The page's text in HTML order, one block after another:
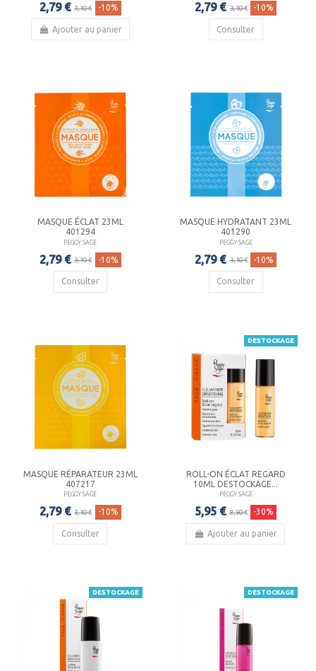
2,79 € 3,10 € -10%
Ajouter au panier
2,79 € 3,10 € -10%
Consulter
MASQUE ÉCLAT 23ML
401294
PEGGY SAGE
2,79 € 3,10 € -10%
Consulter
MASQUE HYDRATANT 23ML
401290
PEGGY SAGE
2,79 € 3,10 € -10%
Consulter
MASQUE RÉPARATEUR 23ML
407217
PEGGY SAGE
2,79 € 3,10 € -10%
Consulter
DESTOCKAGE
ROLL-ON ÉCLAT REGARD
10ML DESTOCKAGE...
PEGGY SAGE
5,95 € 8,50 € -30%
Ajouter au panier
DESTOCKAGE DESTOCKAGE